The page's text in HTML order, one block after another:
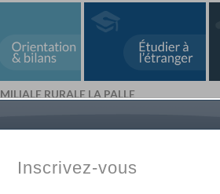
RURALE LA PALLE
privé
votre
scolaire et des
Inscrivez-vous